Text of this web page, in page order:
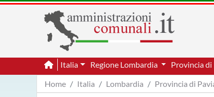
Italia Regione Lombardia Provincia di
Home
Italia Lombardia Provincia di